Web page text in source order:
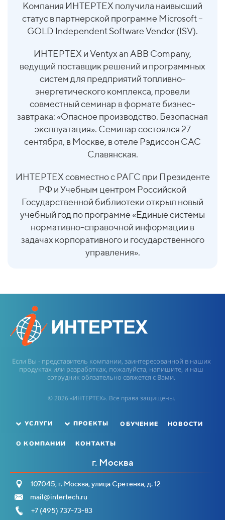
Компания ИНТЕРТЕХ получила наивысший
статус в партнерской программе Microsoft –
GOLD Independent Software Vendor (ISV).
ИНТЕРТЕХ и Ventyx an ABB Company,
ведущий поставщик решений и программных
систем для предприятий топливно-
энергетического комплекса, провели
совместный семинар в формате бизнес-
завтрака: «Опасное производство. Безопасная
эксплуатация». Семинар состоялся 27
сентября, в Москве, в отеле Рэдиссон САС
Славянская.
ИНТЕРТЕХ совместно с РАГС при Президенте
РФ и Учебным центром Российской
Государственной библиотеки открыл новый
учебный год по программе «Единые системы
нормативно-справочной информации в
задачах корпоративного и государственного
управления».
Если Вы - представитель компании, заинтересованной в наших
продуктах или разработках, пожалуйста, напишите, и наш
сотрудник обязательно свяжется с Вами.
© 2026 «ИНТЕРТЕХ». Все права защищены.
УСЛУГИ ПРОЕКТЫ ОБУЧЕНИЕ НОВОСТИ
О КОМПАНИИ КОНТАКТЫ
г. Москва
107045, г. Москва, улица Сретенка, д. 12
mail@intertech.ru
+7 (495) 737-73-83